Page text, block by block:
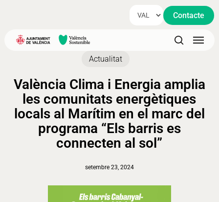
content
Contacte
search
Menu
Actualitat
València Clima i Energia amplia
les comunitats energètiques
locals al Marítim en el marc del
programa “Els barris es
connecten al sol”
setembre 23, 2024